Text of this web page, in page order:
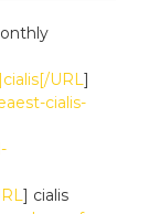
URL]
cialis-
] cialis